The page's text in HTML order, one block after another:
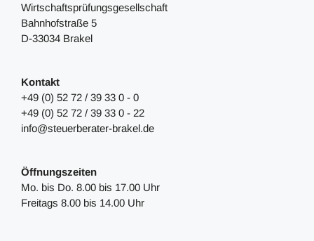
Wirtschaftsprüfungsgesellschaft
Bahnhofstraße 5
D-33034 Brakel
Kontakt
+49 (0) 52 72 / 39 33 0 - 0
+49 (0) 52 72 / 39 33 0 - 22
info@steuerberater-brakel.de
Öffnungszeiten
Mo. bis Do. 8.00 bis 17.00 Uhr
Freitags 8.00 bis 14.00 Uhr